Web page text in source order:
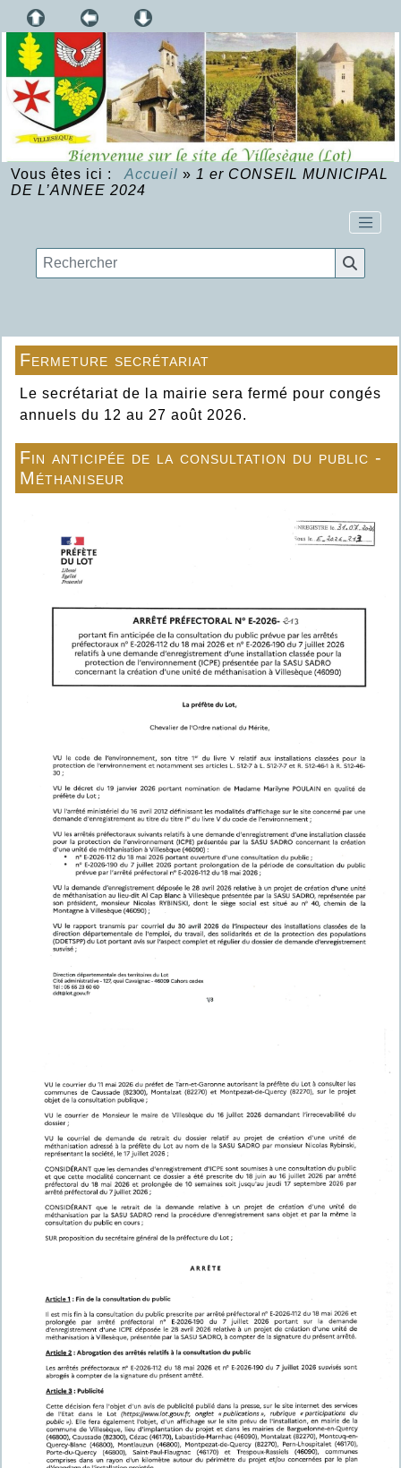
Vous êtes ici : Accueil » 1 er CONSEIL MUNICIPAL
DE L’ANNEE 2024
Fermeture secrétariat
Le secrétariat de la mairie sera fermé pour congés
annuels du 12 au 27 août 2026.
Fin anticipée de la consultation du public -
Méthaniseur